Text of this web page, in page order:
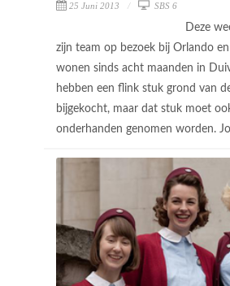
25 Juni 2013 SBS 6
Deze
zijn team op bezoek bij Orlando
wonen sinds acht maanden in
hebben een flink stuk grond van
bijgekocht, maar dat stuk moet
onderhanden genomen worden.